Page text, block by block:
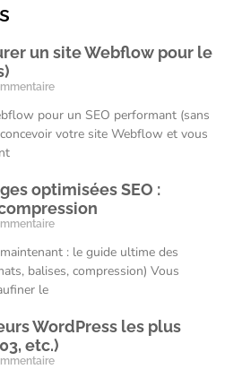
un site Webflow pour le
pour un SEO performant (sans
votre site Webflow et vous
optimisées SEO :
: le guide ultime des
balises, compression) Vous
le
WordPress les plus
etc.)